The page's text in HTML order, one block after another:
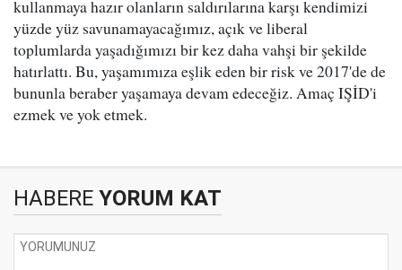
kullanmaya hazır olanların saldırılarına karşı kendimizi
yüzde yüz savunamayacağımız, açık ve liberal
toplumlarda yaşadığımızı bir kez daha vahşi bir şekilde
hatırlattı. Bu, yaşamımıza eşlik eden bir risk ve 2017'de de
bununla beraber yaşamaya devam edeceğiz. Amaç IŞİD'i
ezmek ve yok etmek.
HABERE YORUM KAT